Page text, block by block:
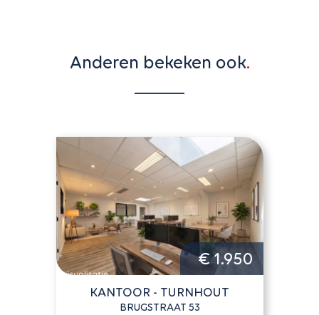
Anderen bekeken ook
€ 1.950
KANTOOR - TURNHOUT
BRUGSTRAAT 53